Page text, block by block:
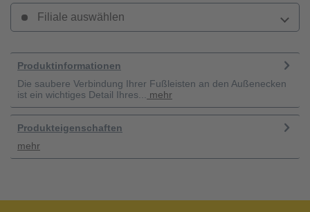
Filiale auswählen
Produktinformationen
Die saubere Verbindung Ihrer Fußleisten an den Außenecken
ist ein wichtiges Detail Ihres...
mehr
Produkteigenschaften
mehr